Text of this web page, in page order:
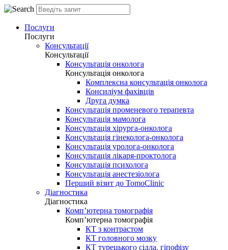
Послуги
Послуги
Консультації
Консультації
Консультація онколога
Консультація онколога
Комплексна консультація онколога
Консиліум фахівців
Друга думка
Консультація променевого терапевта
Консультація мамолога
Консультація хірурга-онколога
Консультація гінеколога-онколога
Консультація уролога-онколога
Консультація лікаря-проктолога
Консультація психолога
Консультація анестезіолога
Перший візит до TomoClinic
Діагностика
Діагностика
Комп’ютерна томографія
Комп’ютерна томографія
КТ з контрастом
КТ головного мозку
КТ турецького сідла, гіпофізу